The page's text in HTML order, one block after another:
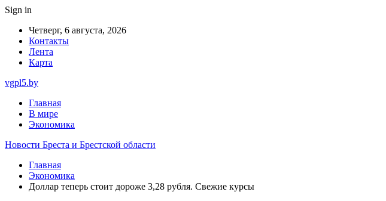
Sign in
Четверг, 6 августа, 2026
Контакты
Лента
Карта
vgpl5.by
Главная
В мире
Экономика
Новости Бреста и Брестской области
Главная
Экономика
Доллар теперь стоит дороже 3,28 рубля. Свежие курсы